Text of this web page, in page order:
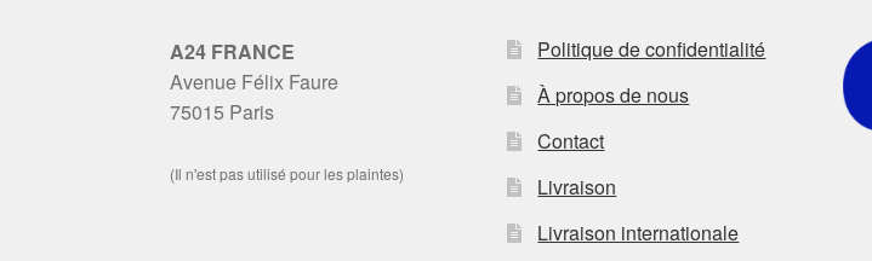
A24 FRANCE
Avenue Félix Faure
75015 Paris
(Il n'est pas utilisé pour les plaintes)
Politique de confidentialité
À propos de nous
Contact
Livraison
Livraison internationale